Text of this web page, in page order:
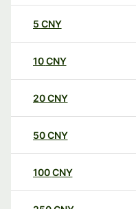
5 CNY
10CNY
20CNY
50CNY
100CNY